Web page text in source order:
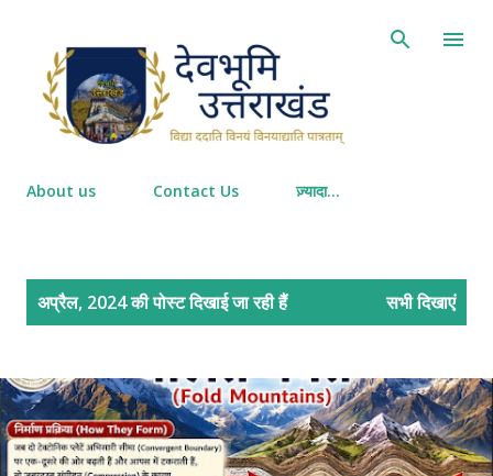
About us Contact Us ज़्यादा…
अप्रैल, 2024 की पोस्ट दिखाई जा रही हैं सभी दिखाएं